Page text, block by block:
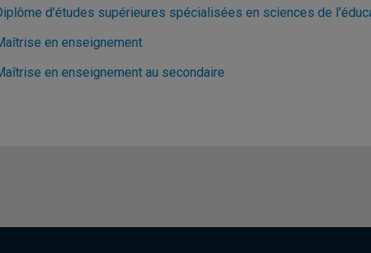
d'études supérieures spécialisées en sciences de
en enseignement
en enseignement au secondaire